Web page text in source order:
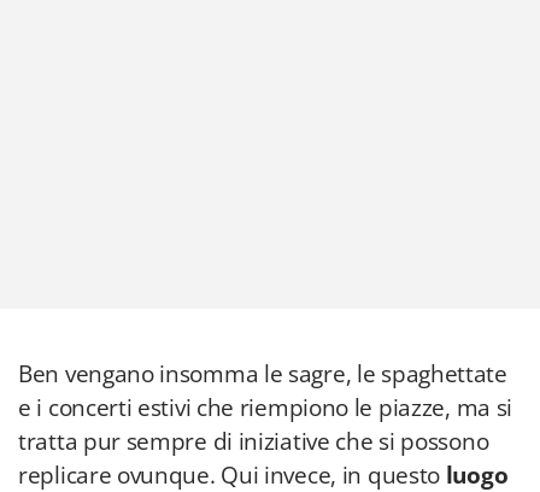
Ben vengano insomma le sagre, le spaghettate
e i concerti estivi che riempiono le piazze, ma si
tratta pur sempre di iniziative che si possono
replicare ovunque. Qui invece, in questo luogo